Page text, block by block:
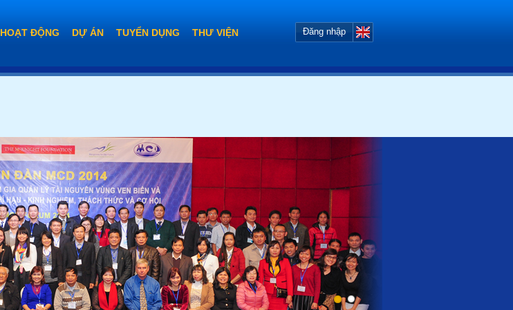
HOẠT ĐỘNG DỰ ÁN TUYỂN DỤNG THƯ VIỆN Đăng nhập